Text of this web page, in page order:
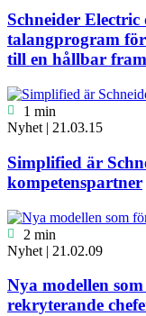
Schneider
talangprogram
till en hållbar

1 min
Nyhet | 21.03.15
Simplified är
kompetenspartner

2 min
Nyhet | 21.02.09
Nya modellen
rekryterande